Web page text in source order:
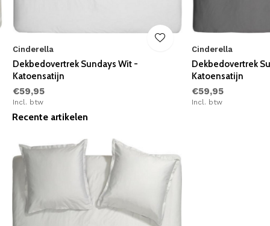
Cinderella
Dekbedovertrek Sundays Wit -
Katoensatijn
€59,95
Incl. btw
Cinderella
Dekbedovertrek
Katoensatijn
€59,95
Incl. btw
Recente artikelen